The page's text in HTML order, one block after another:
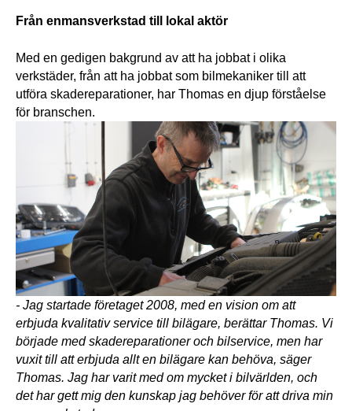
Från enmansverkstad till lokal aktör
Med en gedigen bakgrund av att ha jobbat i olika
verkstäder, från att ha jobbat som bilmekaniker till att
utföra skadereparationer, har Thomas en djup förståelse
för branschen.
- Jag startade företaget 2008, med en vision om att
erbjuda kvalitativ service till bilägare, berättar Thomas. Vi
började med skadereparationer och bilservice, men har
vuxit till att erbjuda allt en bilägare kan behöva, säger
Thomas. Jag har varit med om mycket i bilvärlden, och
det har gett mig den kunskap jag behöver för att driva min